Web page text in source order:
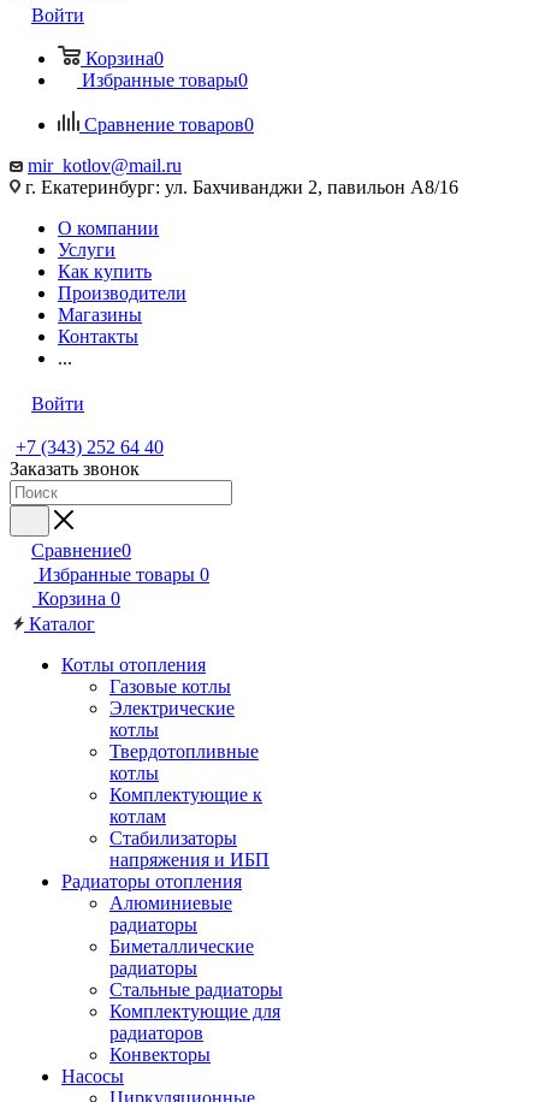
Войти
Корзина0
Избранные товары0
Сравнение товаров0
mir_kotlov@mail.ru
г. Екатеринбург: ул. Бахчиванджи 2, павильон А8/16
О компании
Услуги
Как купить
Производители
Магазины
Контакты
...
Войти
+7 (343) 252 64 40
Заказать звонок
Сравнение0
Избранные товары 0
Корзина 0
Каталог
Котлы отопления
Газовые котлы
Электрические
котлы
Твердотопливные
котлы
Комплектующие к
котлам
Стабилизаторы
напряжения и ИБП
Радиаторы отопления
Алюминиевые
радиаторы
Биметаллические
радиаторы
Стальные радиаторы
Комплектующие для
радиаторов
Конвекторы
Насосы
Циркуляционные